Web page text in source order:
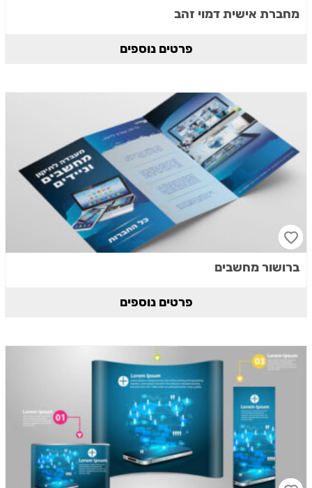
מחברת אישית דמוי זהב
פרטים נוספים
ברושור מחשבים
פרטים נוספים